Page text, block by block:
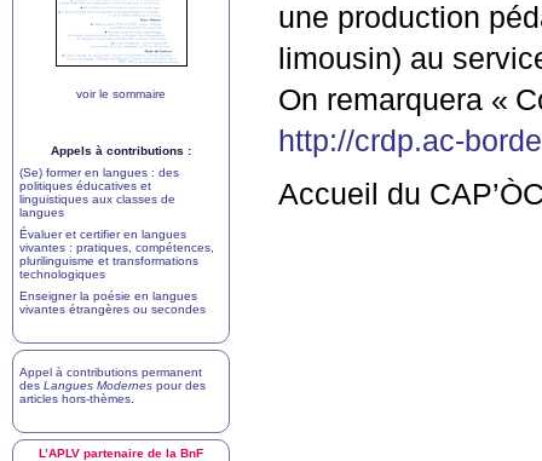
une production
limousin) au
On remarquera «
http://crdp.ac-
Accueil du CAP
voir le sommaire
Appels à contributions :
(Se) former en langues : des
politiques éducatives et
linguistiques aux classes de
langues
Évaluer et certifier en langues
vivantes : pratiques, compétences,
plurilinguisme et transformations
technologiques
Enseigner la poésie en langues
vivantes étrangères ou secondes
Appel à contributions permanent
des Langues Modernes pour des
articles hors-thèmes
L’APLV partenaire de la BnF